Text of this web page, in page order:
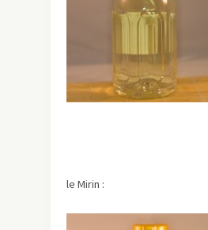
le Mirin :